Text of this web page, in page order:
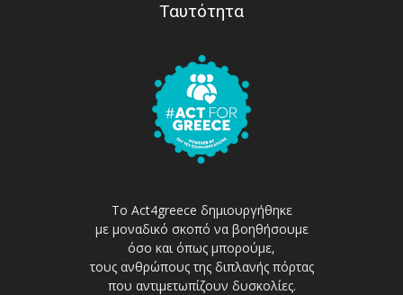
Ταυτότητα
Το Act4greece δημιουργήθηκε
με μοναδικό σκοπό να βοηθήσουμε
όσο και όπως μπορούμε,
τους ανθρώπους της διπλανής πόρτας
που αντιμετωπίζουν δυσκολίες.